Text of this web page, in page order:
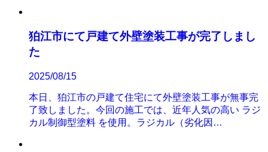
狛江市にて戸建て外壁塗装工事が完了しまし
た
2025/08/15
本日、狛江市の戸建て住宅にて外壁塗装工事が無事完
了致しました。今回の施工では、近年人気の高い ラジ
カル制御型塗料 を使用。ラジカル（劣化因…